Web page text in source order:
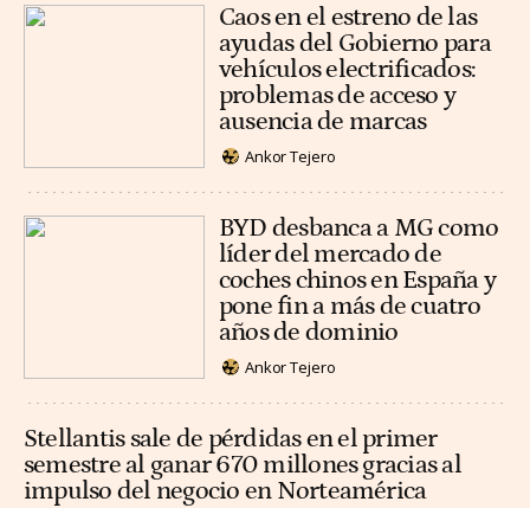
Caos en el estreno de las
ayudas del Gobierno para
vehículos electrificados:
problemas de acceso y
ausencia de marcas
Ankor Tejero
BYD desbanca a MG como
líder del mercado de
coches chinos en España y
pone fin a más de cuatro
años de dominio
Ankor Tejero
Stellantis sale de pérdidas en el primer
semestre al ganar 670 millones gracias al
impulso del negocio en Norteamérica